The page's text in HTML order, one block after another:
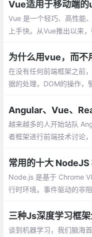
Vue适用于移动端的
Vue 是一个轻巧、高性能
上手快。从Vue推出以来
并投入正式使用
为什么用vue，而不
在没有任何前端框架之前
据的处理，DOM的操作
就是金钱的年代，显然不
Angular、Vue、
越来越多的人开始站队
者框架进行前端技术讨论
量，消除一些我个人认为
常用的十大 NodeJS
Node.js 是基于 Chrome
行时环境。事件驱动的非
三种Js深度学习框
谈到机器学习，我们脑海